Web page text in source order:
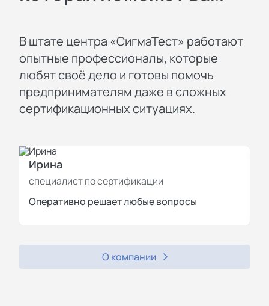
В штате центра «СигмаТест» работают
опытные профессионалы, которые
любят своё дело и готовы помочь
предпринимателям даже в сложных
сертификационных ситуациях.
Ирина
специалист по сертификации
Оперативно решает любые вопросы
О компании